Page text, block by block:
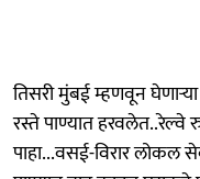
तिसरी मुंबई म्हणवून घेणाऱ्या
रस्ते पाण्यात हरवलेत..रेल्वे
पाहा...वसई-विरार लोकल